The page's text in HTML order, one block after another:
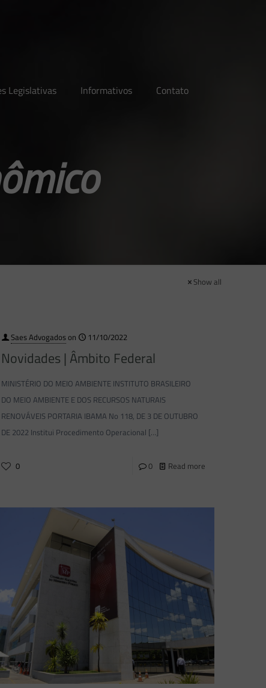
Legislativas Informativos Contato
Show all
Saes Advogadoson 11/10/2022
Novidades | Âmbito Federal
MINISTÉRIO DO MEIO AMBIENTE INSTITUTO BRASILEIRO
DO MEIO AMBIENTE E DOS RECURSOS NATURAIS
RENOVÁVEIS PORTARIA IBAMA No 118, DE 3 DE OUTUBRO
DE 2022 Institui Procedimento Operacional […]
0 0 Read more